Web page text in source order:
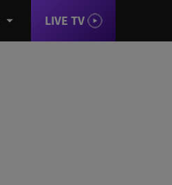
LIVE TV